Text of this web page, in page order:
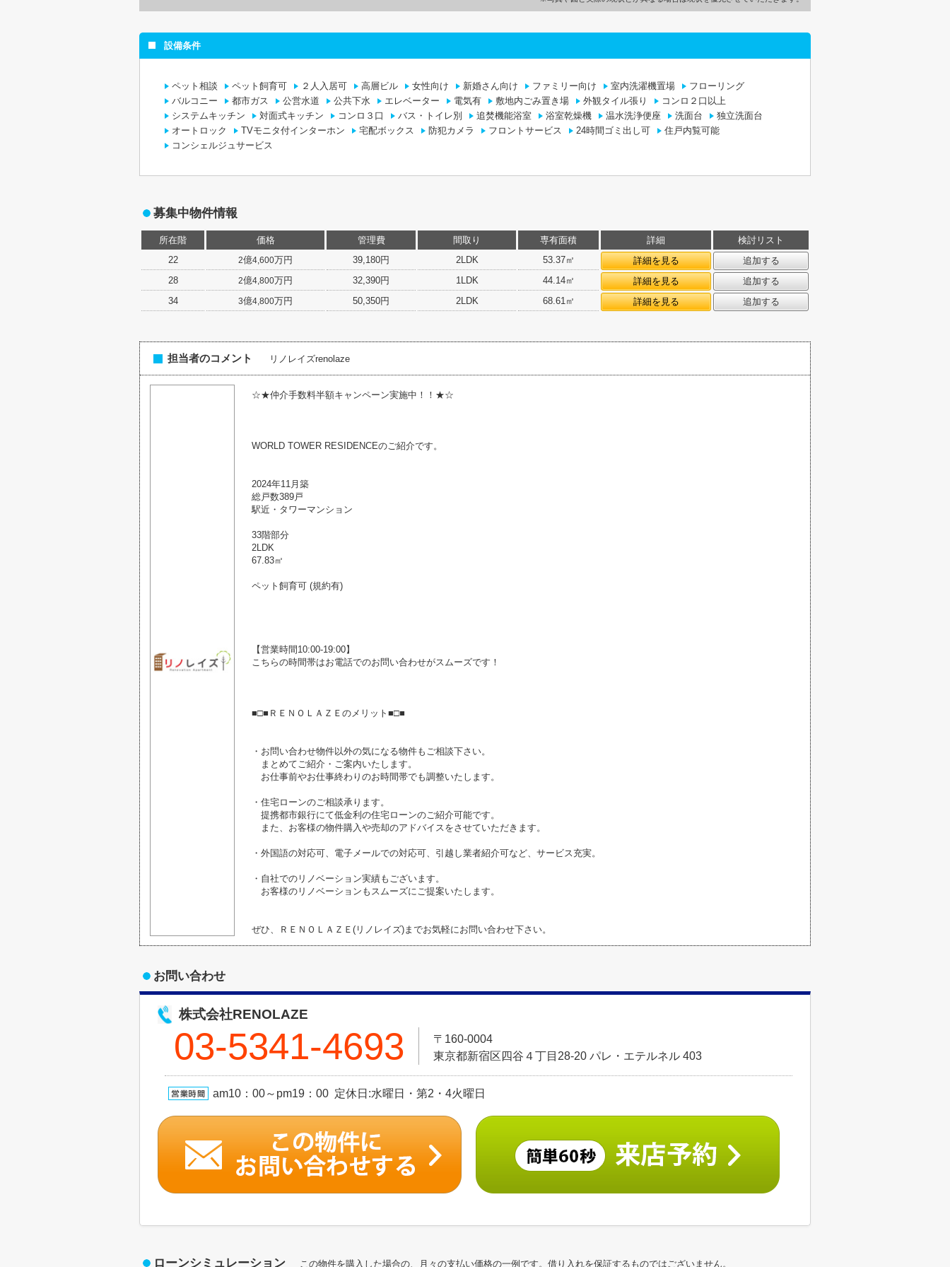
設備条件
ペット相談 ペット飼育可 ２人入居可 高層ビル 女性向け 新婚さん向け ファミリー向け 室内洗濯機置場
フローリング
バルコニー
都市ガス 公営水道 公共下水 エレベーター 電気有 敷地内ごみ置き場 外観タイル張り
コンロ２口以上
システムキッチン
対面式キッチン コンロ３口 バス・トイレ別 追焚機能浴室 浴室乾燥機 温水洗浄便座 洗面台
独立洗面台
オートロック
TVモニタ付インターホン 宅配ボックス 防犯カメラ フロントサービス 24時間ゴミ出し可
住戸内覧可能
コンシェルジュサービス
募集中物件情報
所在階 価格 管理費 間取り 専有面積 詳細
検討リスト
22
2億4,600万円 39,180円 2LDK 53.37㎡ 詳細を見る
追加する
28
2億4,800万円 32,390円 1LDK 44.14㎡ 詳細を見る
追加する
34
3億4,800万円 50,350円 2LDK 68.61㎡ 詳細を見る 追加する
担当者のコメント リノレイズrenolaze
☆★仲介手数料半額キャンペーン実施中！！★☆
WORLD TOWER RESIDENCEのご紹介です。
2024年11月築
総戸数389戸
駅近・タワーマンション
33階部分
2LDK
67.83㎡
ペット飼育可 (規約有)
【営業時間10:00-19:00】
こちらの時間帯はお電話でのお問い合わせがスムーズです！
■□■ＲＥＮＯＬＡＺＥのメリット■□■
・お問い合わせ物件以外の気になる物件もご相談下さい。
まとめてご紹介・ご案内いたします。
お仕事前やお仕事終わりのお時間帯でも調整いたします。
・住宅ローンのご相談承ります。
提携都市銀行にて低金利の住宅ローンのご紹介可能です。
また、お客様の物件購入や売却のアドバイスをさせていただきます。
・外国語の対応可、電子メールでの対応可、引越し業者紹介可など、サービス充実。
・自社でのリノベーション実績もございます。
お客様のリノベーションもスムーズにご提案いたします。
ぜひ、ＲＥＮＯＬＡＺＥ(リノレイズ)までお気軽にお問い合わせ下さい。
お問い合わせ
株式会社RENOLAZE
03-5341-4693
〒160-0004
東京都新宿区四谷４丁目28-20 パレ・エテルネル 403
am10：00～pm19：00 定休日:水曜日・第2・4火曜日
ローンシミュレーション この物件を購入した場合の、月々の支払い価格の一例です。借り入れを保証するものではございません。